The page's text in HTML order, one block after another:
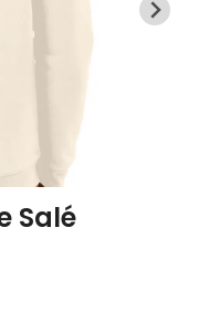
Salé